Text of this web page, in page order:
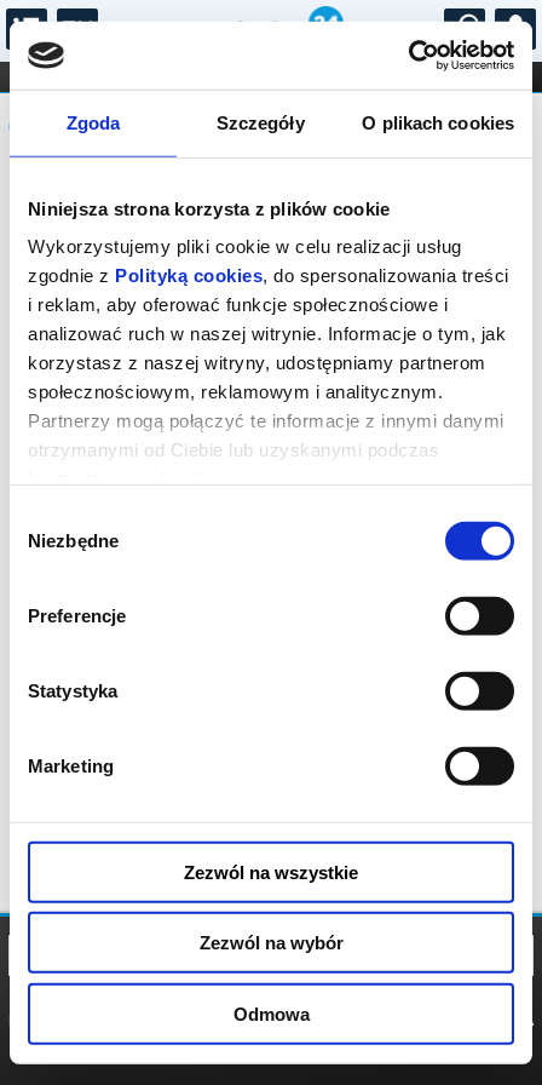
Zgoda Szczegóły O plikach cookies
Niniejsza strona korzysta z plików cookie
Wykorzystujemy pliki cookie w celu realizacji usług
zgodnie z Polityką cookies, do spersonalizowania treści
i reklam, aby oferować funkcje społecznościowe i
analizować ruch w naszej witrynie. Informacje o tym, jak
korzystasz z naszej witryny, udostępniamy partnerom
społecznościowym, reklamowym i analitycznym.
Partnerzy mogą połączyć te informacje z innymi danymi
otrzymanymi od Ciebie lub uzyskanymi podczas
zgody
Niezbędne
Preferencje
Statystyka
Marketing
Zezwól na wszystkie
Zezwól na wybór
Odmowa
...
FILHARMONIA OPERA I BALET
STAND-UP
DLA DZIECI
Komunikat
Seans wyprzedany.
POLITYKA
POLITYKA